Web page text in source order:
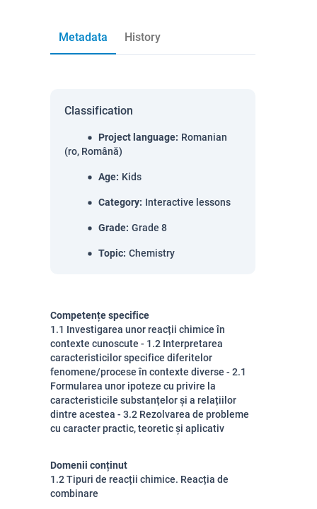
Metadata History
Classification
Project language: Romanian
(ro, Română)
Age: Kids
Category: Interactive lessons
Grade: Grade 8
Topic: Chemistry
Competențe specifice
1.1 Investigarea unor reacții chimice în
contexte cunoscute - 1.2 Interpretarea
caracteristicilor specifice diferitelor
fenomene/procese în contexte diverse - 2.1
Formularea unor ipoteze cu privire la
caracteristicile substanțelor și a relațiilor
dintre acestea - 3.2 Rezolvarea de probleme
cu caracter practic, teoretic și aplicativ
Domenii conținut
1.2 Tipuri de reacții chimice. Reacția de
combinare